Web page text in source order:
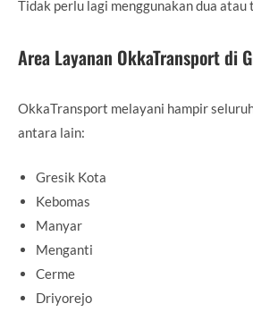
Tidak perlu lagi menggunakan dua atau
Area Layanan OkkaTransport di
OkkaTransport melayani hampir
antara lain:
Gresik Kota
Kebomas
Manyar
Menganti
Cerme
Driyorejo